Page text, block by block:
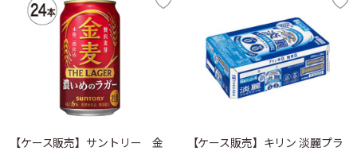
【ケース販売】サントリー 金
【ケース販売】キリン 淡麗プラ